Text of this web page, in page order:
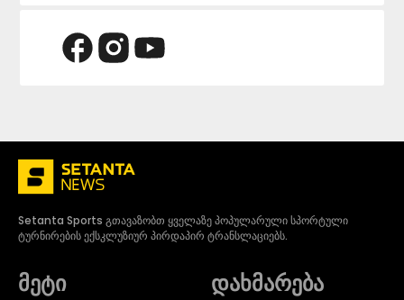
Setanta Sports გთავაზობთ ყველაზე პოპულარული სპორტული
ტურნირების ექსკლუზიურ პირდაპირ ტრანსლაციებს.
მეტი დახმარება